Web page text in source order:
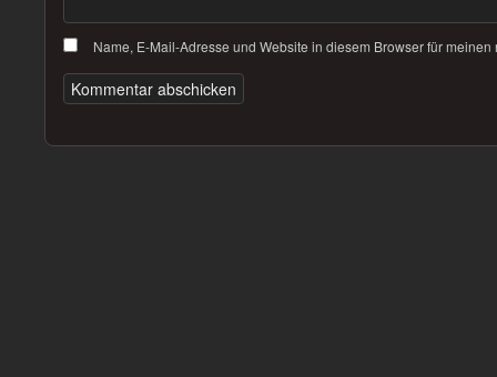
Name, E-Mail-Adresse und Website in diesem Browser für